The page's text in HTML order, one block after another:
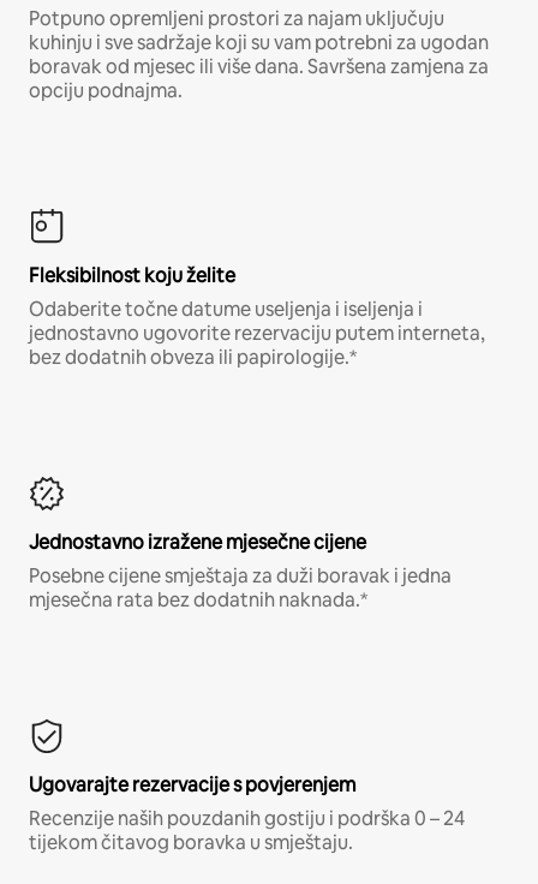
Potpuno opremljeni prostori za najam uključuju
kuhinju i sve sadržaje koji su vam potrebni za ugodan
boravak od mjesec ili više dana. Savršena zamjena za
opciju podnajma.
Fleksibilnost koju želite
Odaberite točne datume useljenja i iseljenja i
jednostavno ugovorite rezervaciju putem interneta,
bez dodatnih obveza ili papirologije.*
Jednostavno izražene mjesečne cijene
Posebne cijene smještaja za duži boravak i jedna
mjesečna rata bez dodatnih naknada.*
Ugovarajte rezervacije s povjerenjem
Recenzije naših pouzdanih gostiju i podrška 0 – 24
tijekom čitavog boravka u smještaju.